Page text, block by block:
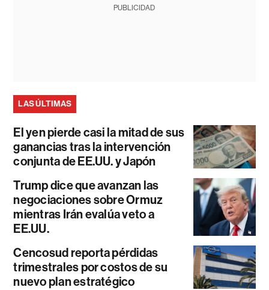
PUBLICIDAD
LAS ÚLTIMAS
El yen pierde casi la mitad de sus
ganancias tras la intervención
conjunta de EE.UU. y Japón
Trump dice que avanzan las
negociaciones sobre Ormuz
mientras Irán evalúa veto a
EE.UU.
Cencosud reporta pérdidas
trimestrales por costos de su
nuevo plan estratégico